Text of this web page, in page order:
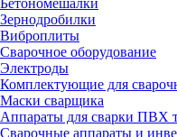
Бетономешалки
Зернодробилки
Виброплиты
Сварочное оборудование
Электроды
Комплектующие для
Маски сварщика
Аппараты для сварки ПВХ
Сварочные аппараты и